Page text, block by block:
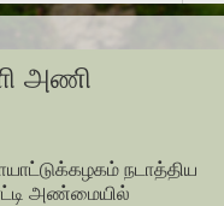
அணி
நடாத்திய
அண்மையில்